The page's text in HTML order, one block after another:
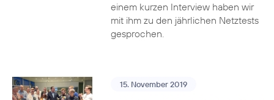
einem kurzen Interview haben wir
mit ihm zu den jährlichen Netztests
gesprochen.
15. November 2019